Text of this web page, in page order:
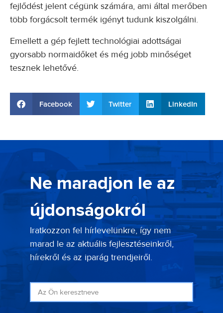
fejlődést jelent cégünk számára, ami által merőben
több forgácsolt termék igényt tudunk kiszolgálni.
Emellett a gép fejlett technológiai adottságai
gyorsabb normaidőket és még jobb minőséget
tesznek lehetővé.
Facebook Twitter LinkedIn
Ne maradjon le az
újdonságokról
Iratkozzon fel hírlevelünkre, így nem
marad le az aktuális fejlesztéseinkről,
hírekről és az iparág trendjeiről.